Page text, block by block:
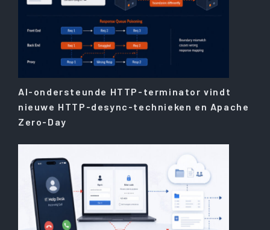
AI-ondersteunde HTTP-terminator vindt
nieuwe HTTP-desync-technieken en Apache
Zero-Day